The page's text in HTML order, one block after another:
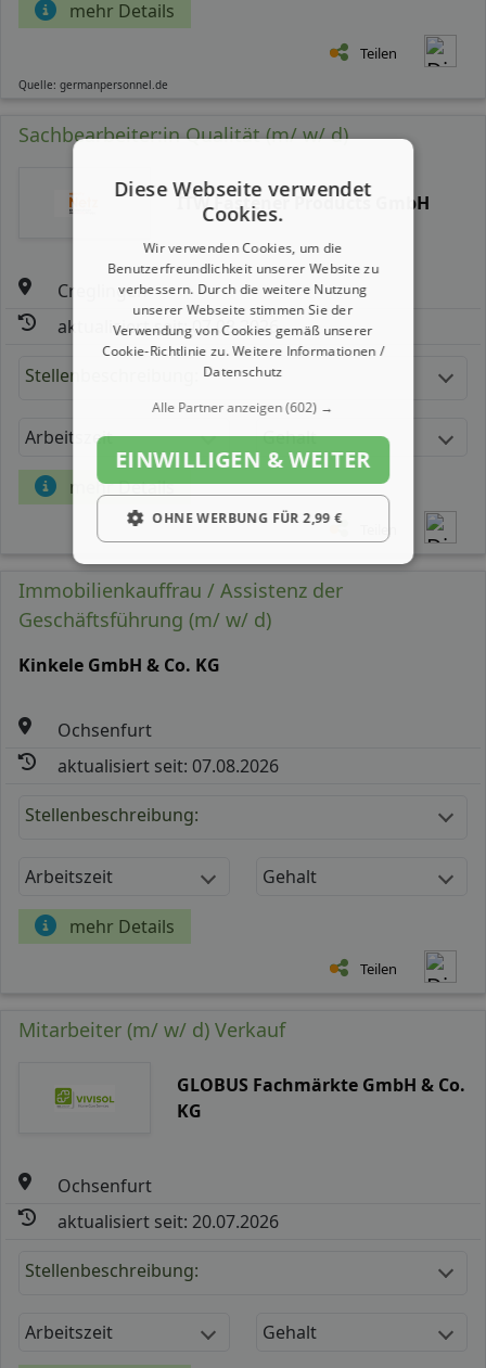
mehr Details
Teilen
Quelle: germanpersonnel.de
Sachbearbeiter:in Qualität (m/ w/ d)
ITW Fastener Products GmbH
Creglingen
aktualisiert seit: 07.08.2026
Stellenbeschreibung:
Arbeitszeit Gehalt
mehr Details
Immobilienkauffrau / Assistenz der
Geschäftsführung (m/ w/ d)
Kinkele GmbH & Co. KG
Ochsenfurt
aktualisiert seit: 07.08.2026
Stellenbeschreibung:
Arbeitszeit Gehalt
mehr Details
Teilen
Mitarbeiter (m/ w/ d) Verkauf
GLOBUS Fachmärkte GmbH & Co.
KG
Ochsenfurt
aktualisiert seit: 20.07.2026
Stellenbeschreibung:
Arbeitszeit Gehalt
Diese Webseite verwendet
Cookies.
Wir verwenden Cookies, um die
Benutzerfreundlichkeit unserer Website zu
verbessern. Durch die weitere Nutzung
unserer Webseite stimmen Sie der
Verwendung von Cookies gemäß unserer
Cookie-Richtlinie zu.Weitere Informationen /
Datenschutz
Alle Partner anzeigen(602) →
EINWILLIGEN & WEITER
OHNE WERBUNG FÜR 2,99 €